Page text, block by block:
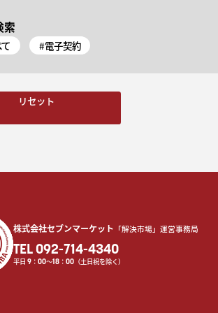
索
#電子契約
リセット
株式会社セブンマーケット 「解決市場」運営事務局
TEL 092-714-4340
平日 9： 00〜18： 00（土日祝を除く）